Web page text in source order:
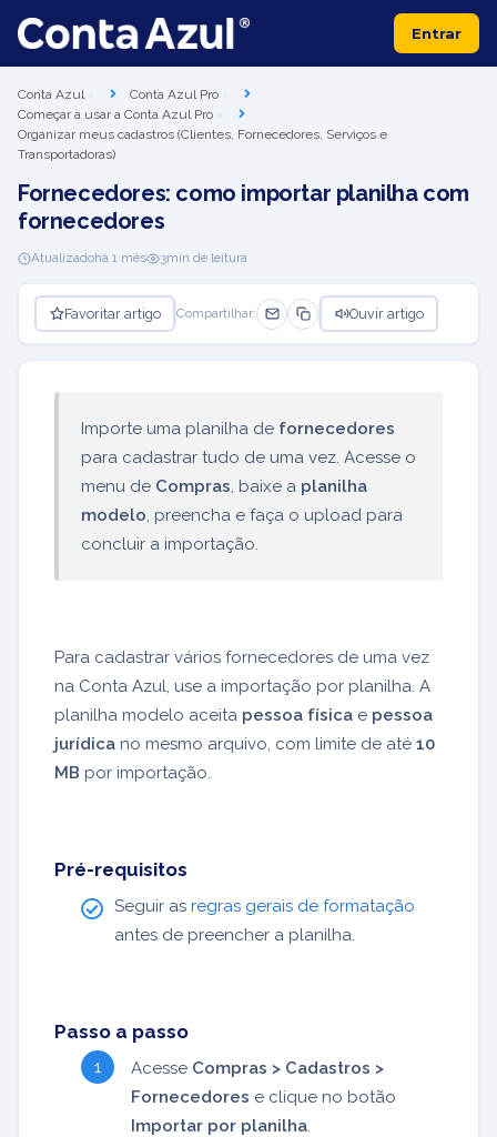
Entrar
Conta Azul
Conta Azul Pro
Começar a usar a Conta Azul Pro
Organizar meus cadastros (Clientes, Fornecedores, Serviços e
Transportadoras)
Fornecedores: como importar planilha com
fornecedores
Atualizadohá 1 mês 3min de leitura
Favoritar artigo Compartilhar: Ouvir artigo
Importe uma planilha de fornecedores
para cadastrar tudo de uma vez. Acesse o
menu de Compras, baixe a planilha
modelo, preencha e faça o upload para
concluir a importação.
Para cadastrar vários fornecedores de uma vez
na Conta Azul, use a importação por planilha. A
planilha modelo aceita pessoa física e pessoa
jurídica no mesmo arquivo, com limite de até 10
MB por importação.
Pré-requisitos
Seguir as regras gerais de formatação
antes de preencher a planilha.
Passo a passo
Acesse Compras > Cadastros >
Fornecedores e clique no botão
Importar por planilha